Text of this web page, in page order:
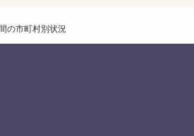
の市町村別状況